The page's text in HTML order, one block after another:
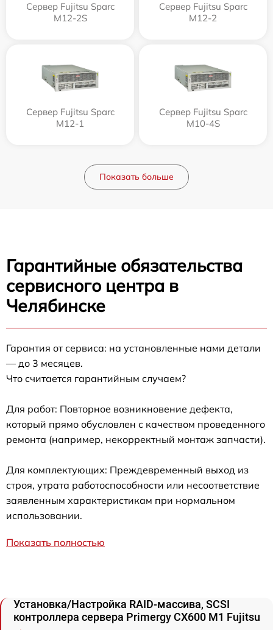
Сервер Fujitsu Sparc
M12-2S
Сервер Fujitsu Sparc
M12-2
Сервер Fujitsu Sparc
M12-1
Сервер Fujitsu Sparc
M10-4S
Показать больше
Гарантийные обязательства
сервисного центра в
Челябинске
Гарантия от сервиса: на установленные нами детали
— до 3 месяцев.
Что считается гарантийным случаем?
Для работ: Повторное возникновение дефекта,
который прямо обусловлен с качеством проведенного
ремонта (например, некорректный монтаж запчасти).
Для комплектующих: Преждевременный выход из
строя, утрата работоспособности или несоответствие
заявленным характеристикам при нормальном
использовании.
Показать полностью
Установка/Настройка RAID-массива, SCSI
контроллера сервера Primergy CX600 M1 Fujitsu